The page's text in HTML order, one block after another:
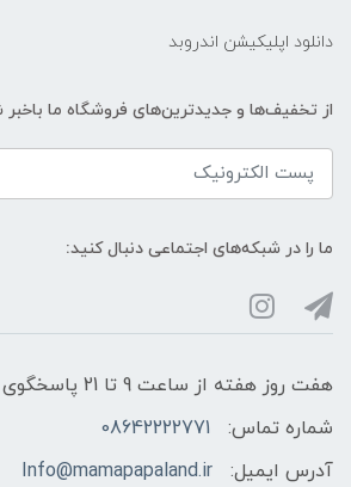
دانلود اپلیکیشن اندروبد
از تخفیف‌ها و جدیدترین‌های فروشگاه ما
ما را در شبکه‌های اجتماعی دنبال کنید:
هفت روز هفته از ساعت 9 تا 21 پاسخگوی شما هستیم
شماره تماس:
08642222771
آدرس ایمیل:
Info@mamapapaland.ir